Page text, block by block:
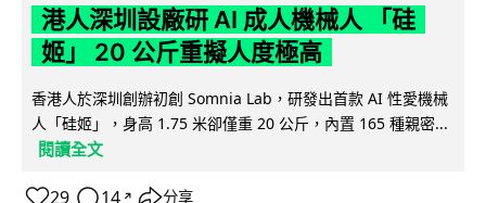
港人深圳設廠研 AI 成人機械人 「硅
姬」 20 公斤重擬人度極高
香港人於深圳創辦初創 Somnia Lab，研發出首款 AI 性愛機械
人「硅姬」，身高 1.75 米卻僅重 20 公斤，內置 165 種親密...
閱讀全文
29 14 ↗ 分享